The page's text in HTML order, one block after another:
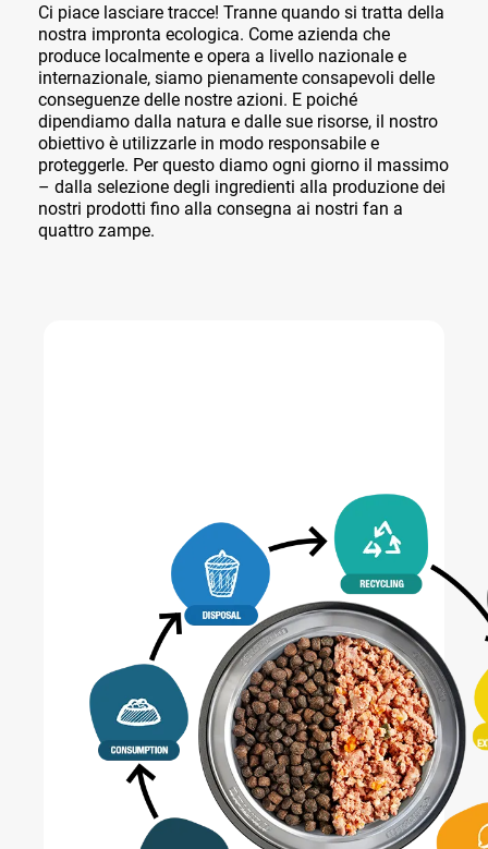
Ci piace lasciare tracce! Tranne quando si tratta della
nostra impronta ecologica. Come azienda che
produce localmente e opera a livello nazionale e
internazionale, siamo pienamente consapevoli delle
conseguenze delle nostre azioni. E poiché
dipendiamo dalla natura e dalle sue risorse, il nostro
obiettivo è utilizzarle in modo responsabile e
proteggerle. Per questo diamo ogni giorno il massimo
– dalla selezione degli ingredienti alla produzione dei
nostri prodotti fino alla consegna ai nostri fan a
quattro zampe.